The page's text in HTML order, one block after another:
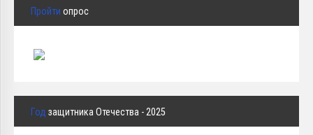
Пройти опрос
Год защитника Отечества - 2025